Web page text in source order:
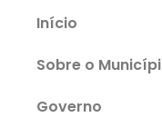
Início
Sobre o
Governo